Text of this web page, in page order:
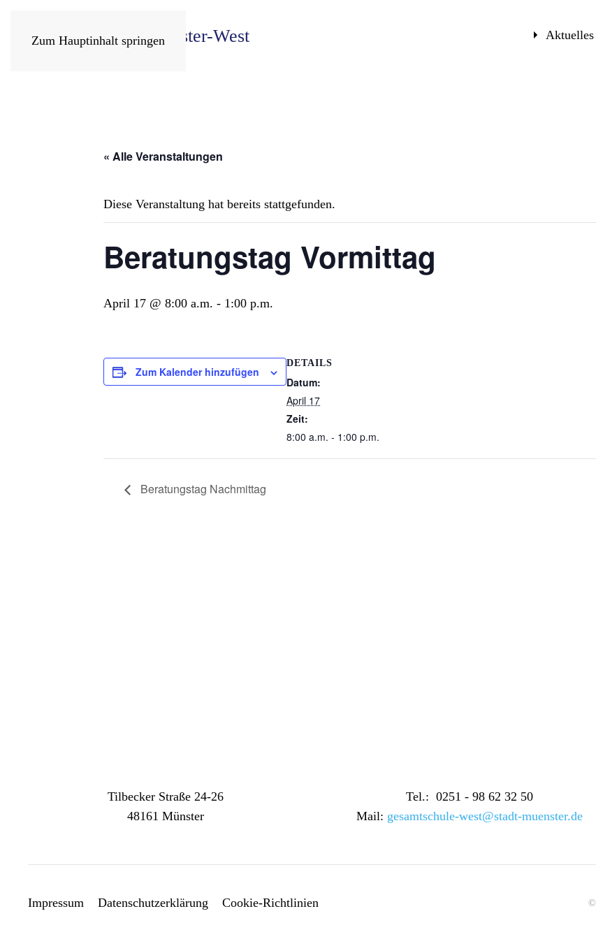
Zum Hauptinhalt springen Aktuelles
« Alle Veranstaltungen
Diese Veranstaltung hat bereits stattgefunden.
Beratungstag Vormittag
April 17 @ 8:00 a.m. - 1:00 p.m.
Zum Kalender hinzufügen
DETAILS
Datum:
April 17
Zeit:
8:00 a.m. - 1:00 p.m.
Beratungstag Nachmittag
Tilbecker Straße 24-26
48161 Münster
Tel.: 0251 - 98 62 32 50
Mail: gesamtschule-west@stadt-muenster.de
Impressum Datenschutzerklärung Cookie-Richtlinien ©